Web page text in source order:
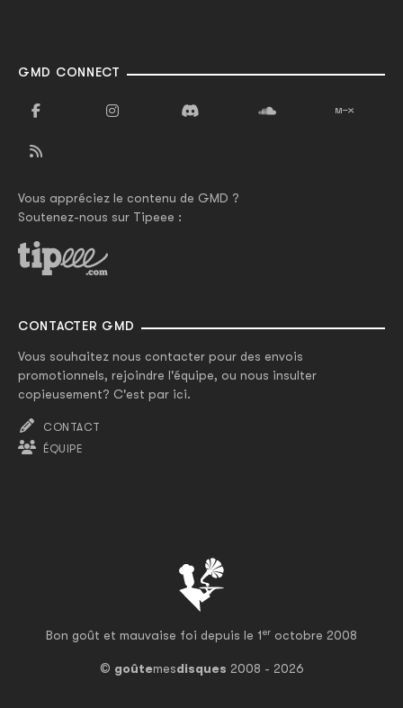
Bon goût et mauvaise foi depuis le 1er octobre 2008
© goûtemesdisques 2008 - 2026
GMD CONNECT
Vous appréciez le contenu de GMD ?
Soutenez-nous sur Tipeee :
CONTACTER GMD
Vous souhaitez nous contacter pour des envois
promotionnels, rejoindre l'équipe, ou nous insulter
copieusement? C'est par ici.
CONTACT
ÉQUIPE